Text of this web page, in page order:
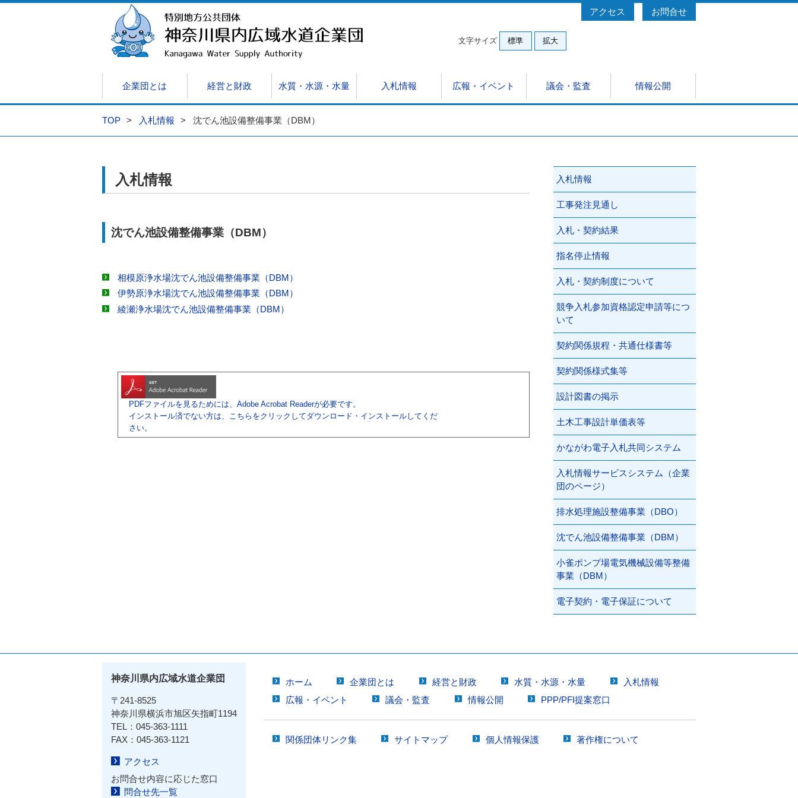
アクセス お問合せ
文字サイズ 標準 拡大
企業団とは
企業団の役割 企業団のあゆみ 組織と仕事・アクセス
経営と財政
経営 料金制度 経営分析
水質・水源・水量
水質情報 貯水状況（外部サイト）
入札情報
工事発注見通し 入札・契約結果
広報・イベント
共同研究について 映像・動画 イベント参加報告
議会・監査
議会情報 監査情報
情報公開
情報公開制度について 公表・報告
TOP 入札情報 沈でん池設備整備事業（DBM）
入札情報
沈でん池設備整備事業（DBM）
相模原浄水場沈でん池設備整備事業（DBM）
伊勢原浄水場沈でん池設備整備事業（DBM）
綾瀬浄水場沈でん池設備整備事業（DBM）
PDFファイルを見るためには、Adobe Acrobat Readerが必要です。
インストール済でない方は、こちらをクリックしてダウンロード・インストールしてくだ
さい。
入札情報
工事発注見通し
入札・契約結果
指名停止情報
入札・契約制度について
競争入札参加資格認定申請等につ
いて
契約関係規程・共通仕様書等
契約関係様式集等
設計図書の掲示
土木工事設計単価表等
かながわ電子入札共同システム
入札情報サービスシステム（企業
団のページ）
排水処理施設整備事業（DBO）
沈でん池設備整備事業（DBM）
小雀ポンプ場電気機械設備等整備
事業（DBM）
電子契約・電子保証について
神奈川県内広域水道企業団
〒241-8525
神奈川県横浜市旭区矢指町1194
TEL：045-363-1111
FAX：045-363-1121
アクセス
お問合せ内容に応じた窓口
問合せ先一覧
ホーム 企業団とは 経営と財政 水質・水源・水量
入札情報
広報・イベント
議会・監査 情報公開 PPP/PFI提案窓口
関係団体リンク集 サイトマップ 個人情報保護 著作権について